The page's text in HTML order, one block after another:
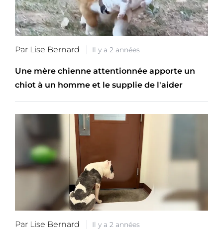
Par Lise Bernard Il y a 2 années
Une mère chienne attentionnée apporte un
chiot à un homme et le supplie de l'aider
Par Lise Bernard Il y a 2 années